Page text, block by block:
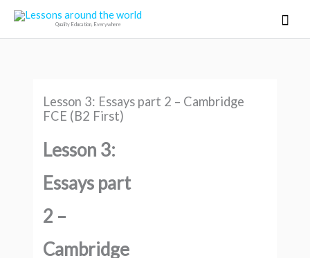
Quality Education, Everywhere
Lesson 3: Essays part 2 – Cambridge
FCE (B2 First)
Lesson 3:
Essays part
2 –
Cambridge